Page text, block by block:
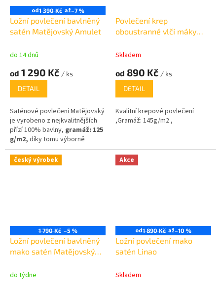
od1 390 Kč až–7 %
Ložní povlečení bavlněný
satén Matějovský Amulet
do 14 dnů
od 1 290 Kč / ks
DETAIL
Saténové povlečení Matějovský
je vyrobeno z nejkvalitnějších
přízí 100% bavlny, gramáž: 125
g/m2, díky tomu výborně
pohlcuje vlhkost a je prodyšný.
Povlečení krep
oboustranné vlčí máky
Skladem
od 890 Kč / ks
DETAIL
Kvalitní krepové povlečení
,Gramáž: 145g/m2 ,
český výrobek
1 790 Kč –5 %
Ložní povlečení bavlněný
mako satén Matějovský
do týdne
Akce
od1 890 Kč až–10 %
Ložní povlečení mako
satén Linao
Skladem